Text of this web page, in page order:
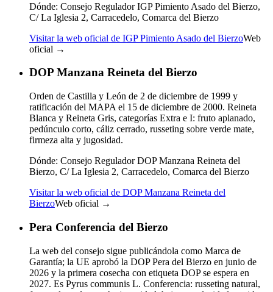
Dónde: Consejo Regulador IGP Pimiento Asado del Bierzo,
C/ La Iglesia 2, Carracedelo, Comarca del Bierzo
Visitar la web oficial de IGP Pimiento Asado del BierzoWeb
oficial →
DOP Manzana Reineta del Bierzo
Orden de Castilla y León de 2 de diciembre de 1999 y
ratificación del MAPA el 15 de diciembre de 2000. Reineta
Blanca y Reineta Gris, categorías Extra e I: fruto aplanado,
pedúnculo corto, cáliz cerrado, russeting sobre verde mate,
firmeza alta y jugosidad.
Dónde: Consejo Regulador DOP Manzana Reineta del
Bierzo, C/ La Iglesia 2, Carracedelo, Comarca del Bierzo
Visitar la web oficial de DOP Manzana Reineta del
BierzoWeb oficial →
Pera Conferencia del Bierzo
La web del consejo sigue publicándola como Marca de
Garantía; la UE aprobó la DOP Pera del Bierzo en junio de
2026 y la primera cosecha con etiqueta DOP se espera en
2027. Es Pyrus communis L. Conferencia: russeting natural,